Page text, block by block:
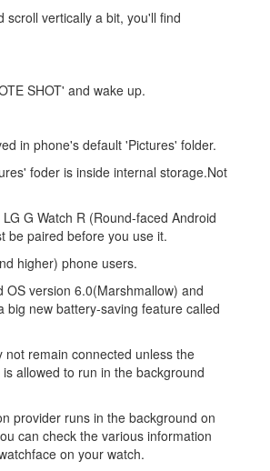
scroll vertically a bit, you'll find
SHOT' and wake up.
in phone's default 'Pictures' folder.
foder is inside internal storage.Not
G Watch R (Round-faced Android
be paired before you use it.
higher) phone users.
OS version 6.0(Marshmallow) and
big new battery-saving feature called
not remain connected unless the
allowed to run in the background
provider runs in the background on
can check the various information
on your watch.